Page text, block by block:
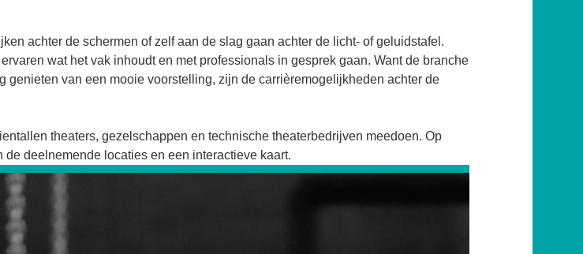
achter de schermen of zelf aan de slag gaan achter de licht- of geluidstafel.
wat het vak inhoudt en met professionals in gesprek gaan. Want de branche
genieten van een mooie voorstelling, zijn de carrièremogelijkheden achter de
theaters, gezelschappen en technische theaterbedrijven meedoen. Op
de deelnemende locaties en een interactieve kaart.